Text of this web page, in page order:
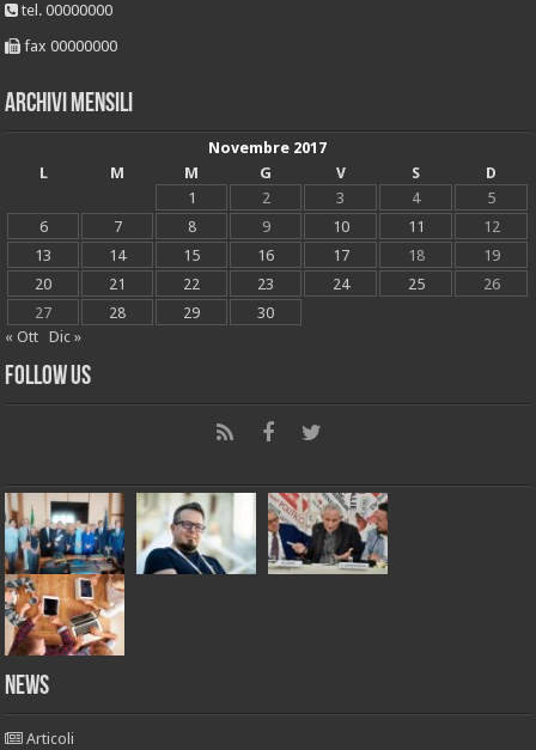
tel. 00000000
fax 00000000
Archivi mensili
Novembre 2017
L
M M G V S
D
1
2 3 4
5
6
7 8 9 10 11
12
13
14 15 16 17 18
19
20
21 22 23 24 25
26
27
28 29
30
« Ott
Dic »
Follow Us
News
Articoli